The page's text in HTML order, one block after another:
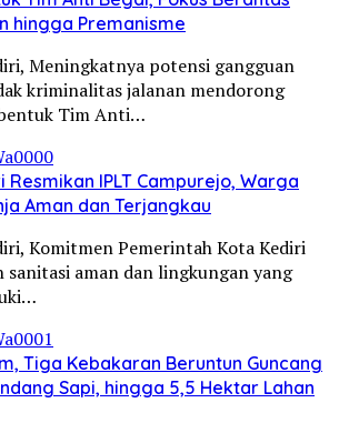
hingga Premanisme
Meningkatnya potensi gangguan
kriminalitas jalanan mendorong
Tim Anti…
Resmikan IPLT Campurejo, Warga
Aman dan Terjangkau
Komitmen Pemerintah Kota Kediri
sanitasi aman dan lingkungan yang
Tiga Kebakaran Beruntun Guncang
Sapi, hingga 5,5 Hektar Lahan